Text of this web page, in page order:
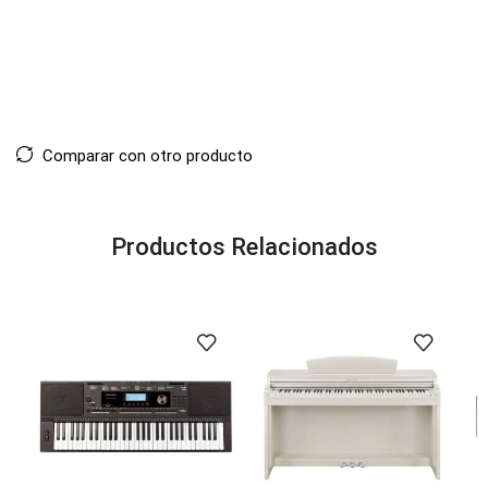
Comparar con otro producto
Productos Relacionados